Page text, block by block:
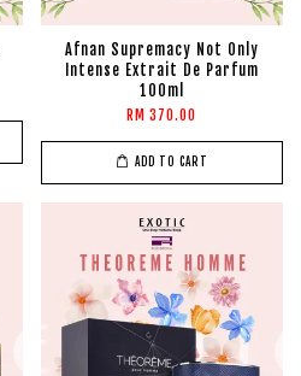
Afnan Supremacy Not Only
Intense Extrait De Parfum
100ml
RM 370.00
ADD TO CART